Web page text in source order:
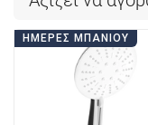
ΗΜΈΡΕΣ ΜΠΆΝΙΟΥ